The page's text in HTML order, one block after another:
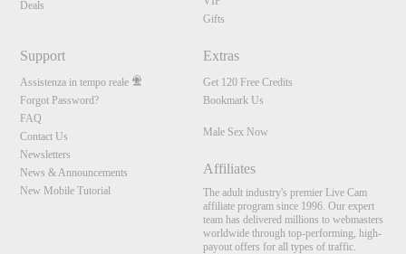
Deals
Gifts
Support
Assistenza in tempo reale
Forgot Password?
FAQ
Contact Us
Newsletters
News & Announcements
New Mobile Tutorial
Extras
Get 120 Free Credits
Bookmark Us
Male Sex Now
Affiliates
The adult industry's premier Live Cam
affiliate program since 1996. Our expert
team has delivered millions to webmasters
worldwide through top-performing, high-
payout offers for all types of traffic.